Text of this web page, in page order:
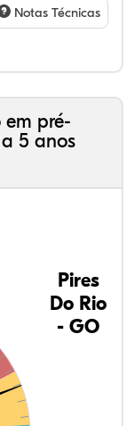
Notas Técnicas
em pré-
5 anos
Pires
Do Rio
- GO